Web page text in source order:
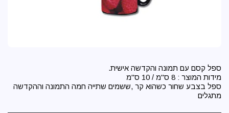
ספל בצבע שחור כשהוא קר ,ששמים שתייה חמה התמונה וההקדשה
מתגלים